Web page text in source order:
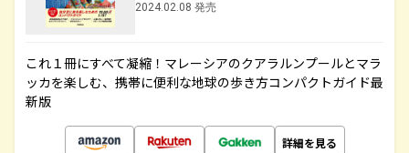
2024.02.08 発売
これ１冊にすべて凝縮！マレーシアのクアラルンプールとマラ
ッカを楽しむ、携帯に便利な地球の歩き方コンパクトガイド最
新版
詳細を見る